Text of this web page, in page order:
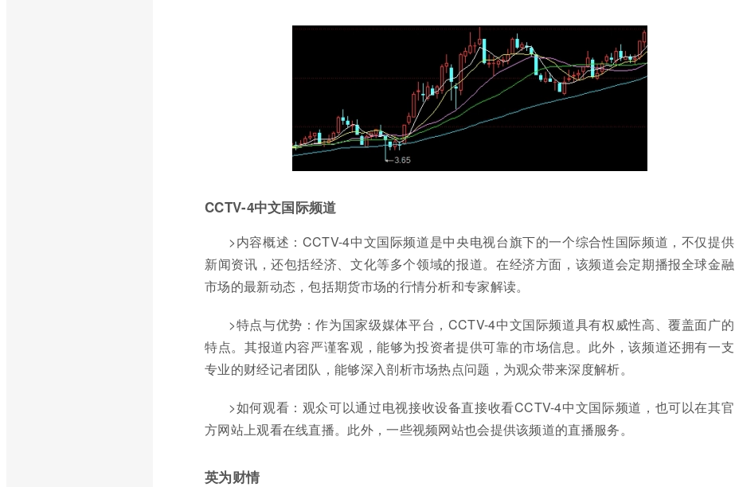
CCTV-4中文国际频道
>内容概述：CCTV-4中文国际频道是中央电视台旗下的一个综合性国际频道，不仅提供
新闻资讯，还包括经济、文化等多个领域的报道。在经济方面，该频道会定期播报全球金融
市场的最新动态，包括期货市场的行情分析和专家解读。
>特点与优势：作为国家级媒体平台，CCTV-4中文国际频道具有权威性高、覆盖面广的
特点。其报道内容严谨客观，能够为投资者提供可靠的市场信息。此外，该频道还拥有一支
专业的财经记者团队，能够深入剖析市场热点问题，为观众带来深度解析。
>如何观看：观众可以通过电视接收设备直接收看CCTV-4中文国际频道，也可以在其官
方网站上观看在线直播。此外，一些视频网站也会提供该频道的直播服务。
英为财情